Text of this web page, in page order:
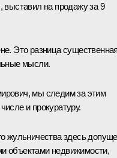
выставил на продажу за 9
Это разница
мысли.
мы следим за этим
и прокуратуру.
жульничества здесь
объектами недвижимости,